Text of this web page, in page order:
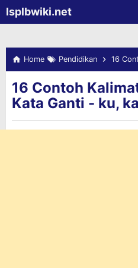
-->Isplbwiki.net
Home Pendidikan 16 Contoh
16 Contoh
Kata Ganti - ku,